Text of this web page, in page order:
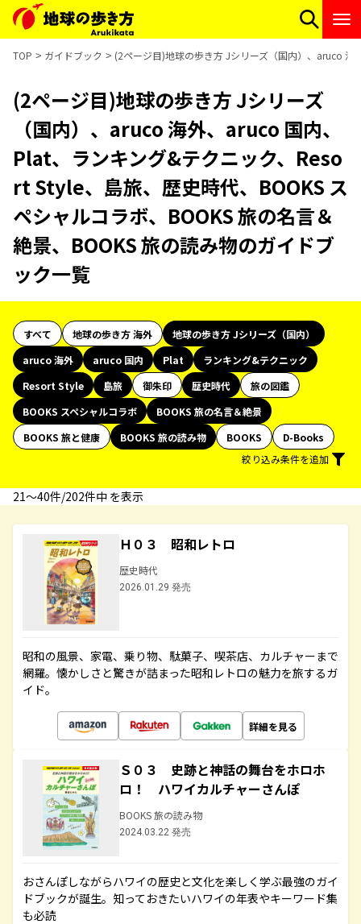
TOP ガイドブック (2ページ目)地球の歩き方 Jシリーズ（国内）、aruco
(2ページ目)地球の歩き方 Jシリーズ
（国内）、aruco 海外、aruco 国内、
Plat、ランキング&テクニック、Reso
rt Style、島旅、歴史時代、BOOKS ス
ペシャルコラボ、BOOKS 旅の名言＆
絶景、BOOKS 旅の読み物のガイドブ
ック一覧
すべて 地球の歩き方 海外
地球の歩き方 Jシリーズ（国内）
aruco 海外
aruco 国内 Plat
ランキング&テクニック
Resort Style
島旅 御朱印 歴史時代
旅の図鑑
BOOKS スペシャルコラボ
BOOKS 旅の名言＆絶景
BOOKS 旅と健康
BOOKS 旅の読み物 BOOKS
D-Books
絞り込み条件を追加
21〜40件/202件中 を表示
Ｈ０３ 昭和レトロ
歴史時代
2026.01.29 発売
昭和の風景、家電、乗り物、駄菓子、喫茶店、カルチャーまで
網羅。懐かしさと驚きが詰まった昭和レトロの魅力を旅するガ
イド。
詳細を見る
Ｓ０３ 史跡と神話の舞台をホロホ
ロ！ ハワイカルチャーさんぽ
BOOKS 旅の読み物
2024.03.22 発売
おさんぽしながらハワイの歴史と文化を楽しく学ぶ最強のガイ
ドブックが誕生。知っておきたいハワイの年表やキーワード集
も必読